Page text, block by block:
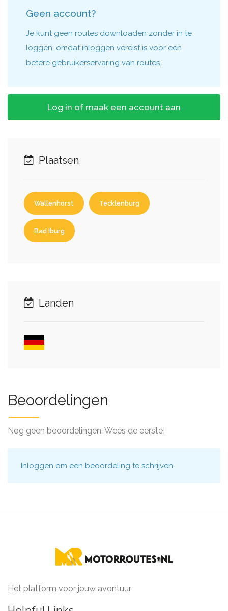
Geen account?
Je kunt geen routes downloaden zonder in te
loggen, omdat inloggen vereist is voor een
betere gebruikerservaring van routes.
Log in of maak een account aan
Plaatsen
Wallenhorst Tecklenburg
Bad Iburg
Landen
Beoordelingen
Nog geen beoordelingen. Wees de eerste!
Inloggen om een beoordeling te schrijven.
Het platform voor jouw avontuur